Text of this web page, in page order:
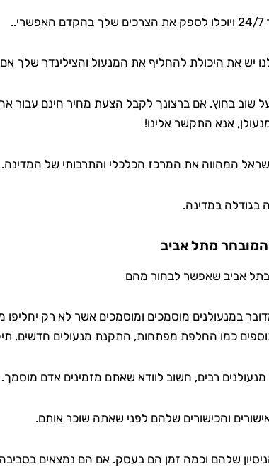
יש את היכולת להחליף את המנעול והצילינדר שלך
שוב בחוץ. אם ברצונך לקבל הצעת מחיר חינם עבור
אנא התקשר אלינו!
המהווה את המרכז הכלכלי והתרבותי של המדינה.
בגודלה במדינה.
מתל אביב
בתל אביב שאפשר לבחור מהם
במנעולנים מוסמכים ומוסמכים אשר לא רק
נוספים כמו החלפת מפתחות, התקנת מנעולים חדשים,
רבים, חשוב לוודא שאתם מזמינים אדם מוסמך.
והכישורים שלהם לפני שאתה שוכר אותם.
שלהם וכמה זמן הם בעסק. אם הם נמצאים